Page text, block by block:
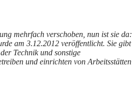
mehrfach verschoben, nun ist sie da:
am 3.12.2012 veröffentlicht. Sie gibt
Technik und sonstige
und einrichten von Arbeitsstätten